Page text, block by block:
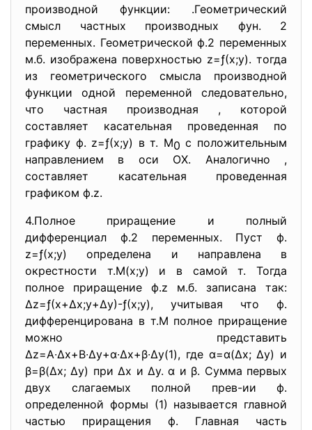
производной функции: .Геометрический
смысл частных производных фун. 2
переменных. Геометрической ф.2 переменных
м.б. изображена поверхностью z=ƒ(х;у). тогда
из геометрического смысла производной
функции одной переменной следовательно,
что частная производная , которой
составляет касательная проведенная по
графику ф. z=ƒ(х;у) в т. М0 с положительным
направлением в оси ОХ. Аналогично ,
составляет касательная проведенная
графиком ф.z.
4.Полное приращение и полный
дифференциал ф.2 переменных. Пуст ф.
z=ƒ(х;у) определена и направлена в
окрестности т.М(х;у) и в самой т. Тогда
полное приращение ф.z м.б. записана так:
∆z=ƒ(х+∆х;у+∆у)-ƒ(х;у), учитывая что ф.
дифференцирована в т.М полное приращение
можно представить
∆z=А∙∆х+В∙∆у+α∙∆х+β∙∆у(1), где α=α(∆х; ∆у) и
β=β(∆х; ∆у) при ∆х и ∆у. α и β. Сумма первых
двух слагаемых полной прев-ии ф.
определенной формы (1) называется главной
частью приращения ф. Главная часть